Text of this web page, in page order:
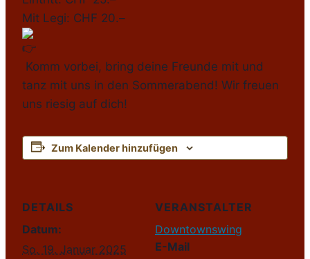
Mit Legi: CHF 20.–
Komm vorbei, bring deine Freunde mit und
tanz mit uns in den Sommerabend! Wir freuen
uns riesig auf dich!
Zum Kalender hinzufügen
DETAILS
Datum:
So. 19. Januar 2025
VERANSTALTER
Downtownswing
E-Mail